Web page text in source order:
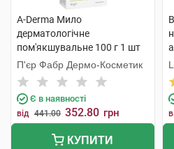
A-Derma Мило
дерматологічне
пом'якшувальне 100 г 1 шт
П'єр Фабр Дермо-Косметик
Є в наявності
від 441.00 352.80 грн
КУПИТИ